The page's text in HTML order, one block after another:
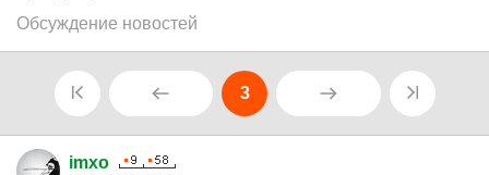
Обсуждение новостей
3
imxo